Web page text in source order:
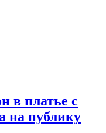
в платье с
на публику